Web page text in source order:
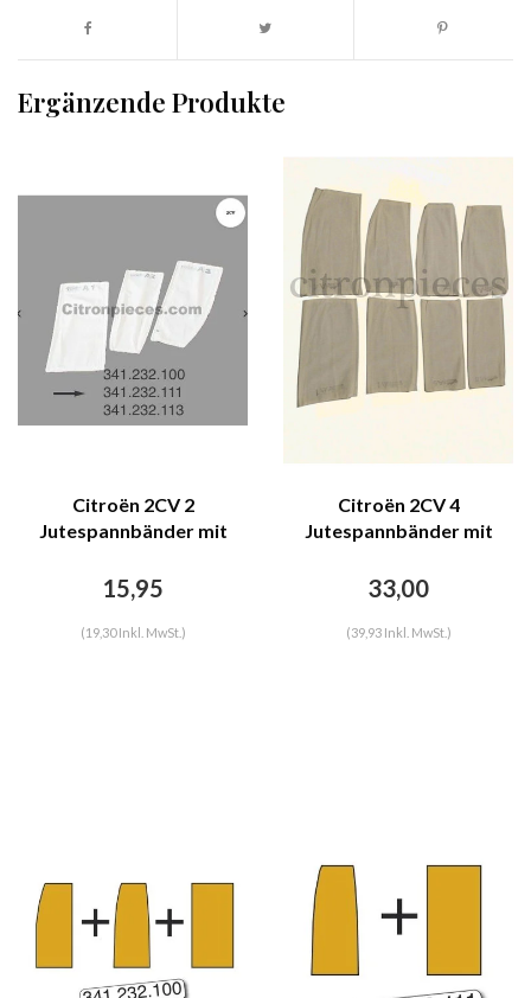
Ergänzende Produkte
Citroën 2CV 2
Jutespannbänder mit
Dyane Citroën 2CV
15,95
(19,30 Inkl. MwSt.)
Citroën 2CV 4
Jutespannbänder mit
Dyane Citroën 2CV
33,00
(39,93 Inkl. MwSt.)